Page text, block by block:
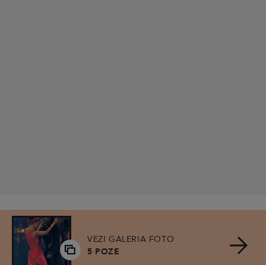
VEZI GALERIA FOTO
5 POZE